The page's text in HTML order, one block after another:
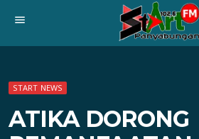
menu
START NEWS
ATIKA DORONG